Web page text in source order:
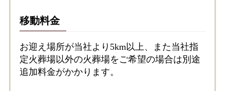
移動料金
お迎え場所が当社より5km以上、また当社指
定火葬場以外の火葬場をご希望の場合は別途
追加料金がかかります。